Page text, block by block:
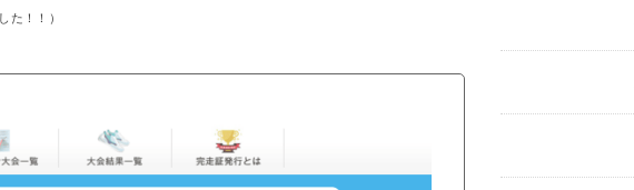
た！！）